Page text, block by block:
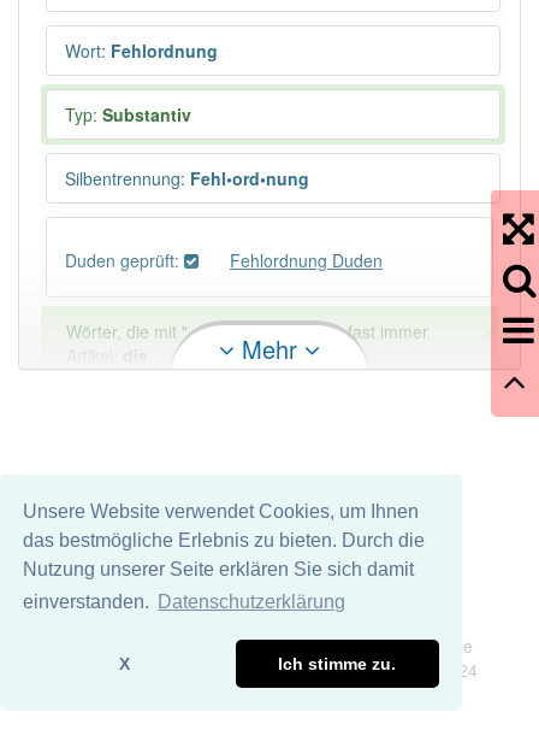
Unsere Website verwendet Cookies, um Ihnen
das bestmögliche Erlebnis zu bieten. Durch die
Nutzung unserer Seite erklären Sie sich damit
einverstanden.
Datenschutzerklärung
X Ich stimme zu.
Wort: Fehlordnung
Typ: Substantiv
Silbentrennung: Fehl•ord•nung
Duden geprüft: Fehlordnung Duden
Wörter, die mit "-ung" enden, haben fast immer
Artikel:
die
DAS:2Ausnahmen Beispiele
PowerIndex:3
Häufigkeit: 2 von 10
Mehr
Wir übernehmen keine Garantie und keine Haftung für die
Richtigkeit und Vollständigkeit dieser Seite. DDDEasy 2024